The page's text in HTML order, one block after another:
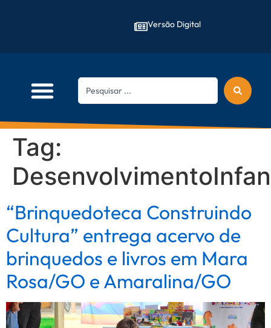
Versão Digital
Tag:
“Brinquedoteca Construindo
Cultura” entrega acervo de
brinquedos e livros em Mara
Rosa/GO e Amaralina/GO